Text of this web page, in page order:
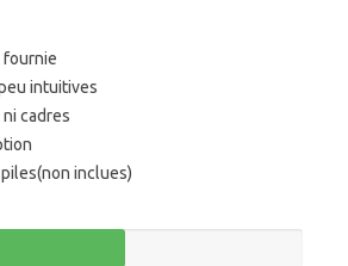
fournie
intuitives
cadres
inclues)